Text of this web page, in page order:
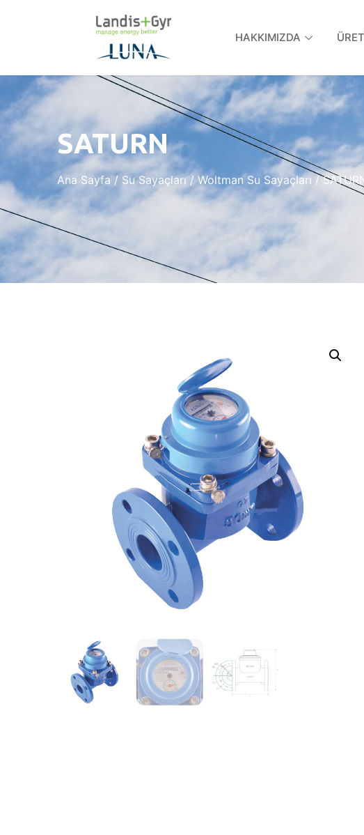
HAKKIMIZDA
SATURN
Ana Sayfa / Su Sayaçları/ Woltman Su Sayaçları /